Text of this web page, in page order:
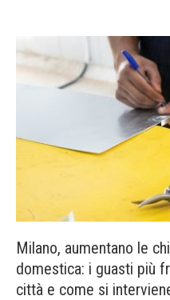
Milano, aumentano le
domestica: i guasti più
città e come si